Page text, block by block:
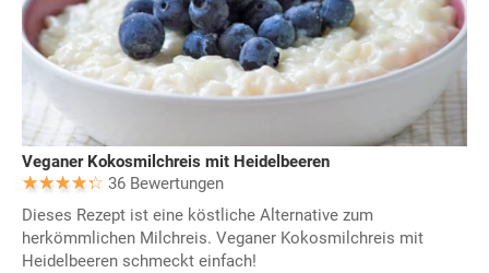
Veganer Kokosmilchreis mit Heidelbeeren
36 Bewertungen
Dieses Rezept ist eine köstliche Alternative zum
herkömmlichen Milchreis. Veganer Kokosmilchreis mit
Heidelbeeren schmeckt einfach!